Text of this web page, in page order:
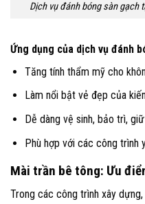
Dịch vụ đánh bóng sàn gạch
Ứng dụng của dịch vụ đánh
Tăng tính thẩm mỹ cho
Làm nổi bật vẻ đẹp của
Dễ dàng vệ sinh, bảo trì,
Phù hợp với các công trình
Mài trần bê tông: Ưu
Trong các công trình xây dựng,